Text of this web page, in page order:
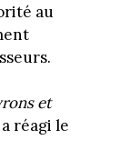
au
et
réagi le